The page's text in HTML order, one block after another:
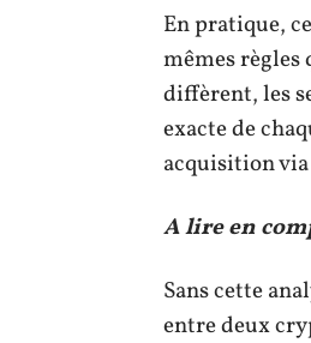
En pratique,
mêmes règles
diffèrent, les
exacte de
acquisition
A lire en
Sans cette
entre deux